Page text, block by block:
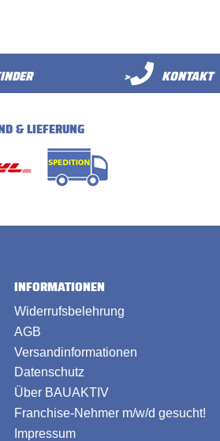
> KONTAKT
& LIEFERUNG
INFORMATIONEN
Widerrufsbelehrung
AGB
Versandinformationen
Datenschutz
Über BAUAKTIV
Franchise-Nehmer m/w/d gesucht!
Impressum